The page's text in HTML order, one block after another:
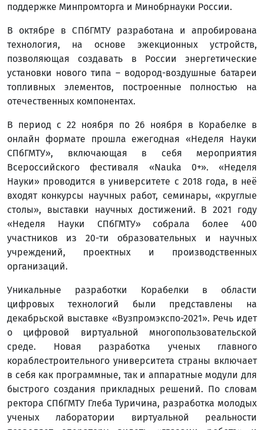
поддержке Минпромторга и Минобрнауки России.
В октябре в СПбГМТУ разработана и апробирована
технология, на основе эжекционных устройств,
позволяющая создавать в России энергетические
установки нового типа – водород-воздушные батареи
топливных элементов, построенные полностью на
отечественных компонентах.
В период с 22 ноября по 26 ноября в Корабелке в
онлайн формате прошла ежегодная «Неделя Науки
СПбГМТУ», включающая в себя мероприятия
Всероссийского фестиваля «Nauka 0+». «Неделя
Науки» проводится в университете с 2018 года, в неё
входят конкурсы научных работ, семинары, «круглые
столы», выставки научных достижений. В 2021 году
«Неделя Науки СПбГМТУ» собрала более 400
участников из 20-ти образовательных и научных
учреждений, проектных и производственных
организаций.
Уникальные разработки Корабелки в области
цифровых технологий были представлены на
декабрьской выставке «Вузпромэкспо-2021». Речь идет
о цифровой виртуальной многопользовательской
среде. Новая разработка ученых главного
кораблестроительного университета страны включает
в себя как программные, так и аппаратные модули для
быстрого создания прикладных решений. По словам
ректора СПбГМТУ Глеба Туричина, разработка молодых
ученых лаборатории виртуальной реальности